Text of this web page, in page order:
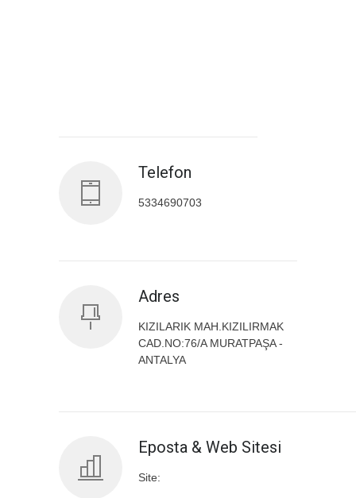
Telefon
5334690703
Adres
KIZILARIK MAH.KIZILIRMAK
CAD.NO:76/A MURATPAŞA -
ANTALYA
Eposta & Web Sitesi
Site: